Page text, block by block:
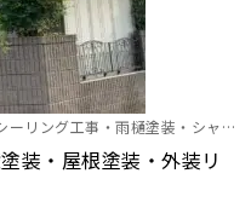
リング工事・雨樋塗装・シャッ
戸設置工事
装・屋根塗装・外装リ